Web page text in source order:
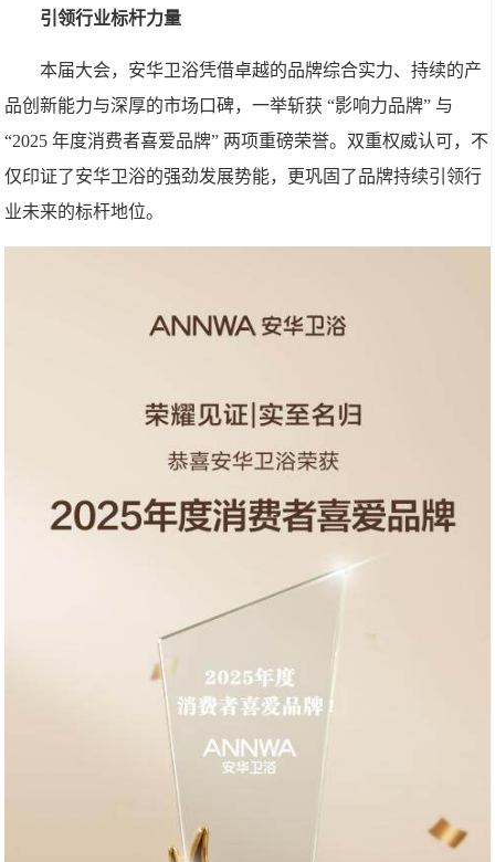
引领行业标杆力量
本届大会，安华卫浴凭借卓越的品牌综合实力、持续的产
品创新能力与深厚的市场口碑，一举斩获 “影响力品牌” 与
“2025 年度消费者喜爱品牌” 两项重磅荣誉。双重权威认可，不
仅印证了安华卫浴的强劲发展势能，更巩固了品牌持续引领行
业未来的标杆地位。